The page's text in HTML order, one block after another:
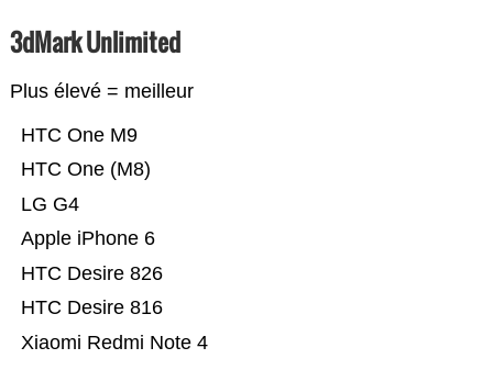
3dMark Unlimited
Plus élevé = meilleur
Xiaomi Redmi Note 4
HTC Desire 816
HTC Desire 826
Apple iPhone 6
LG G4
HTC One (M8)
HTC One M9